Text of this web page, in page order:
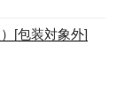
[包装対象外]